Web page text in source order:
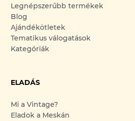
Legnépszerűbb termékek
Blog
Ajándékötletek
Tematikus válogatások
Kategóriák
ELADÁS
Mi a Vintage?
Eladok a Meskán